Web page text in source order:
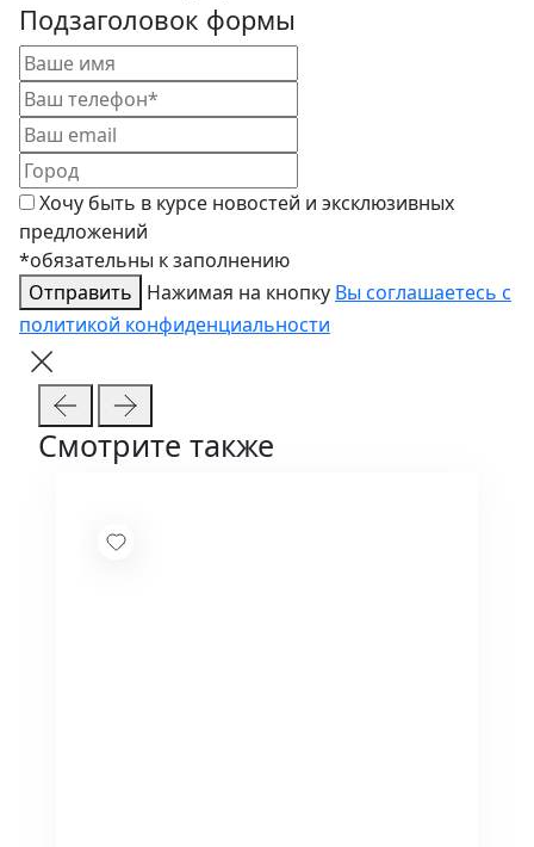
Подзаголовок формы
Хочу быть в курсе новостей и эксклюзивных
предложений
*обязательны к заполнению
Отправить
Нажимая на кнопку Вы соглашаетесь с
политикой конфиденциальности
Смотрите также